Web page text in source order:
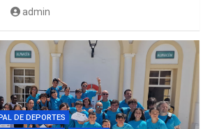
admin
DE DEPORTES